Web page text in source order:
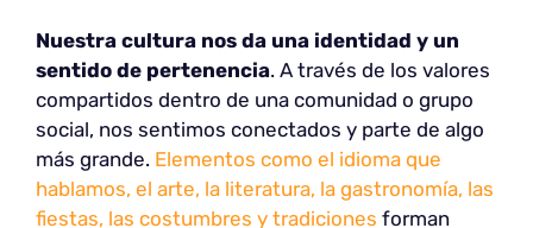
Nuestra cultura nos da una identidad y un
sentido de pertenencia. A través de los valores
compartidos dentro de una comunidad o grupo
social, nos sentimos conectados y parte de algo
más grande. Elementos como el idioma que
hablamos, el arte, la literatura, la gastronomía, las
fiestas, las costumbres y tradiciones forman